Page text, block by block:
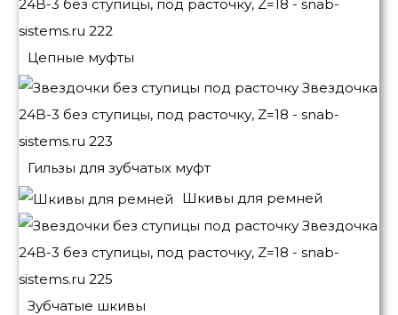
Цепные муфты
Гильзы для зубчатых муфт
Шкивы для ремней
Зубчатые шкивы